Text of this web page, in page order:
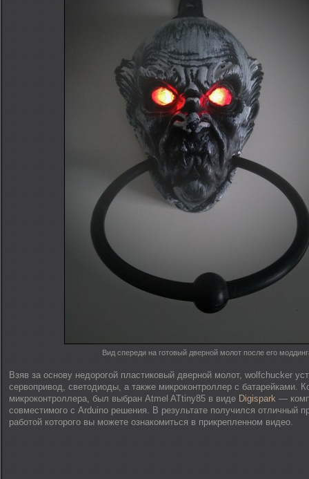
Вид спереди на готовый дверной молот после его
Взяв за основу недорогой пластиковый дверной молот, wolfchucker
сервопривод, светодиоды, а также микроконтроллер с батарейками.
микроконтроллера, был выбран Atmel ATtiny85 в виде Digispark —
совместимого с Arduino решения. В результате получился отличный
работой которого вы можете ознакомиться в прикрепленном видео.